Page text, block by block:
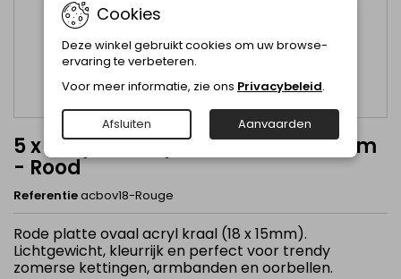
5 x Acryl kraal plat ovaal 18 x 15mm
- Rood
Referentieacbov18-Rouge
Rode platte ovaal acryl kraal (18 x 15mm).
Lichtgewicht, kleurrijk en perfect voor trendy
zomerse kettingen, armbanden en oorbellen.
Cookies
Deze winkel gebruikt cookies om uw browse-
ervaring te verbeteren.
Voor meer informatie, zie ons Privacybeleid.
Afsluiten Aanvaarden